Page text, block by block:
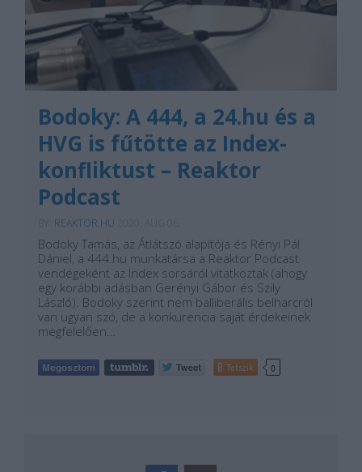
Bodoky: A 444, a 24.hu és a
HVG is fűtötte az Index-
konfliktust – Reaktor
Podcast
REAKTOR.HU
Bodoky Tamás, az Átlátszó alapítója és Rényi Pál
Dániel, a 444.hu munkatársa a Reaktor Podcast
vendégeként az Index sorsáról vitatkoztak (ahogy
egy korábbi adásban Gerényi Gábor és Szily
László). Bodoky szerint nem balliberális belharcról
van ugyan szó, de a konkurencia saját érdekeinek
megfelelően…
Tetszik 0